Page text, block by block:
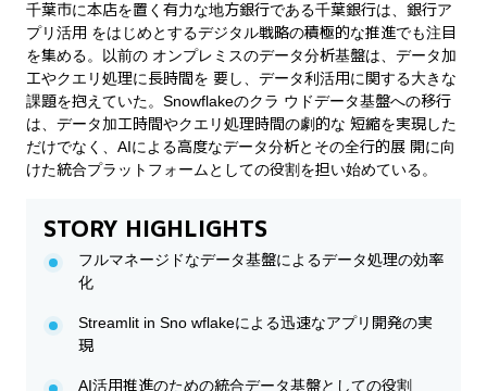
千葉市に本店を置く有力な地方銀行である千葉銀行は、銀行ア
プリ活用 をはじめとするデジタル戦略の積極的な推進でも注目
を集める。以前の オンプレミスのデータ分析基盤は、データ加
工やクエリ処理に長時間を 要し、データ利活用に関する大きな
課題を抱えていた。Snowflakeのクラ ウドデータ基盤への移行
は、データ加工時間やクエリ処理時間の劇的な 短縮を実現した
だけでなく、AIによる高度なデータ分析とその全行的展 開に向
けた統合プラットフォームとしての役割を担い始めている。
STORY HIGHLIGHTS
フルマネージドなデータ基盤によるデータ処理の効率
化
Streamlit in Sno wflakeによる迅速なアプリ開発の実
現
AI活用推進のための統合データ基盤としての役割